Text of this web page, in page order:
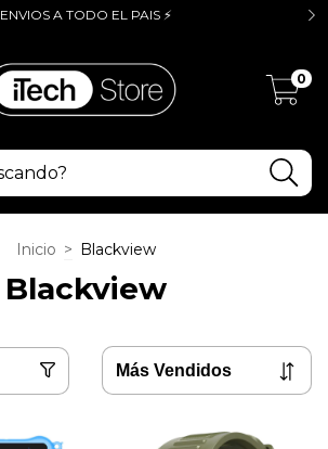
ENVIOS A TODO EL PAIS ⚡
0
Inicio > Blackview
Blackview